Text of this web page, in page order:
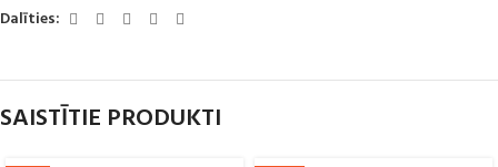
Dalīties:
SAISTĪTIE PRODUKTI